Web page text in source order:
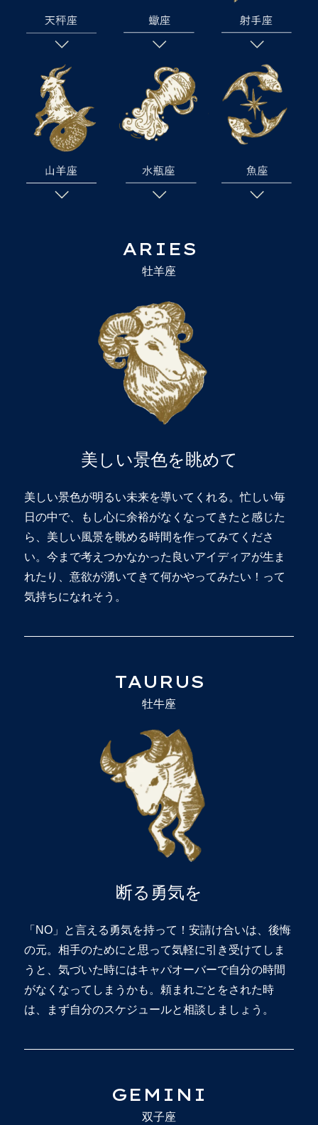
ARIES
牡羊座
美しい景色を眺めて
美しい景色が明るい未来を導いてくれる。忙しい毎
日の中で、もし心に余裕がなくなってきたと感じた
ら、美しい風景を眺める時間を作ってみてくださ
い。今まで考えつかなかった良いアイディアが生ま
れたり、意欲が湧いてきて何かやってみたい！って
気持ちになれそう。
TAURUS
牡牛座
断る勇気を
「NO」と言える勇気を持って！安請け合いは、後悔
の元。相手のためにと思って気軽に引き受けてしま
うと、気づいた時にはキャパオーバーで自分の時間
がなくなってしまうかも。頼まれごとをされた時
は、まず自分のスケジュールと相談しましょう。
GEMINI
双子座